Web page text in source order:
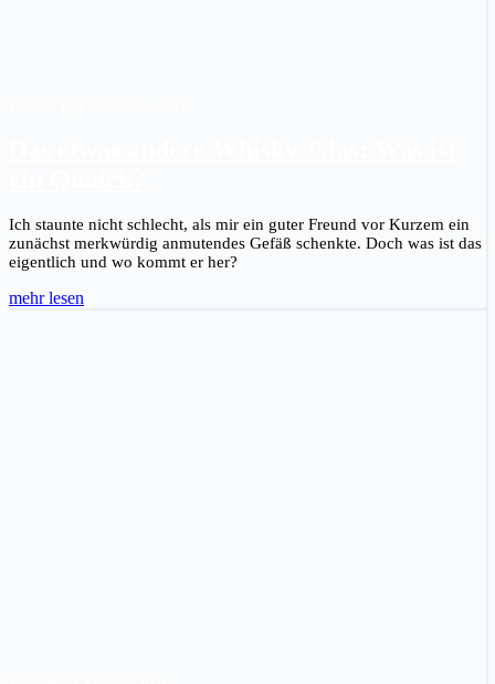
Ich staunte nicht schlecht, als mir ein guter Freund vor Kurzem ein
zunächst merkwürdig anmutendes Gefäß schenkte. Doch was ist das
eigentlich und wo kommt er her?
mehr lesen